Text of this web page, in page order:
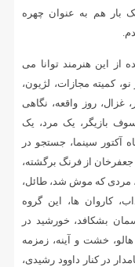
بار هم به عنوان چهره
از این هنرمند توانا می
کمیته مجازات، لژیون،
غزال، روز واقعه، نگاهی
بازیگر، یک مرد، یک
آکتور سینما، جستجو در
از فرنگ برگشته،
مردی که موش شد، طائل،
کاروان ها، این گروه
بشکافد، خورشید در
خشت و آینه، زمزمه
در کنار داوود رشیدی،